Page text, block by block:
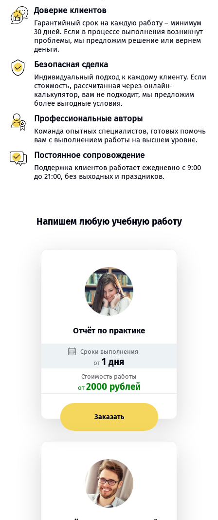
Доверие клиентов
Гарантийный срок на каждую работу – минимум
30 дней. Если в процессе выполнения возникнут
проблемы, мы предложим решение или вернем
деньги.
Безопасная сделка
Индивидуальный подход к каждому клиенту. Если
стоимость, рассчитанная через онлайн-
калькулятор, вам не подходит, мы предложим
более выгодные условия.
Профессиональные авторы
Команда опытных специалистов, готовых помочь
вам с выполнением работы на высшем уровне.
Постоянное сопровождение
Поддержка клиентов работает ежедневно с 9:00
до 21:00, без выходных и праздников.
Напишем любую учебную работу
Отчёт по практике
Сроки выполнения
от 1 дня
Стоимость работы
oт 2000 рублей
Заказать